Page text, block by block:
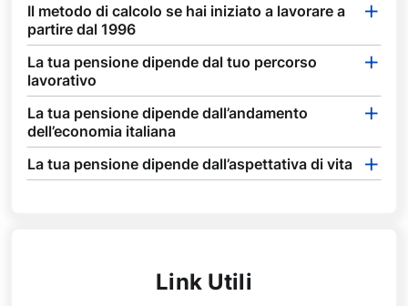
Il metodo di calcolo se hai iniziato a lavorare a
partire dal 1996
La tua pensione dipende dal tuo percorso
lavorativo
La tua pensione dipende dall’andamento
dell’economia italiana
La tua pensione dipende dall’aspettativa di vita
Link Utili